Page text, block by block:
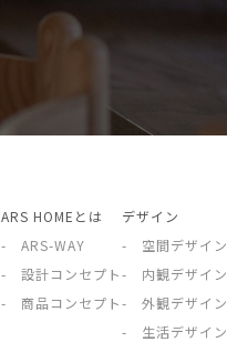
ARS HOMEとは
- ARS-WAY
- 設計コンセプト
- 商品コンセプト
デザイン
- 空間デザイン
- 内観デザイン
- 外観デザイン
- 生活デザイン